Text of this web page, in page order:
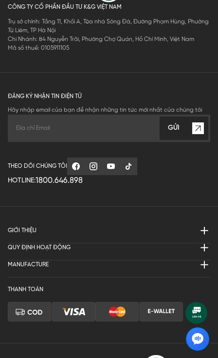
CÔNG TY CỔ PHẦN ĐẦU TƯ K&G VIỆT NAM
Trụ sở chính: Tầng 11, Khối A, Tòa nhà Sông Đà, Đường Phạm Hùng, Phường
Từ Liêm, TP Hà Nội
Chi Nhánh: 84 Nguyễn Trãi, Phường Chợ Quán, Hồ Chí Minh, Việt Nam
Mã số thuế: 0105911105
ĐĂNG KÝ NHẬN TIN ĐIỆN TỬ
Hãy nhập email của bạn để nhận những tin tức mới nhất của chúng tôi
GỬI
THEO DÕI CHÚNG TÔI
HOTLINE:1800.646.898
GIỚI THIỆU
QUY ĐỊNH HOẠT ĐỘNG
MANUFACTURE
THANH TOÁN